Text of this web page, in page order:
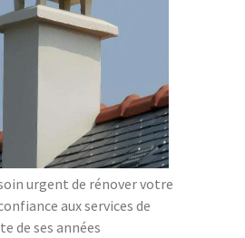
urgent de rénover votre
aux services de
de ses années